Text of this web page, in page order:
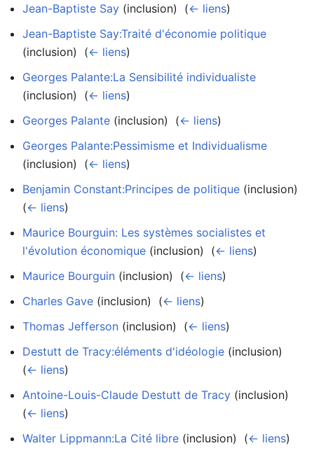
Jean-Baptiste Say (inclusion) ‎ (← liens)
Jean-Baptiste Say:Traité d'économie politique
(inclusion) ‎ (← liens)
Georges Palante:La Sensibilité individualiste
(inclusion) ‎ (← liens)
Georges Palante (inclusion) ‎ (← liens)
Georges Palante:Pessimisme et Individualisme
(inclusion) ‎ (← liens)
Benjamin Constant:Principes de politique (inclusion) ‎
(← liens)
Maurice Bourguin: Les systèmes socialistes et
l'évolution économique (inclusion) ‎ (← liens)
Maurice Bourguin (inclusion) ‎ (← liens)
Charles Gave (inclusion) ‎ (← liens)
Thomas Jefferson (inclusion) ‎ (← liens)
Destutt de Tracy:éléments d'idéologie (inclusion) ‎
(← liens)
Antoine-Louis-Claude Destutt de Tracy (inclusion) ‎
(← liens)
Walter Lippmann:La Cité libre (inclusion) ‎ (← liens)